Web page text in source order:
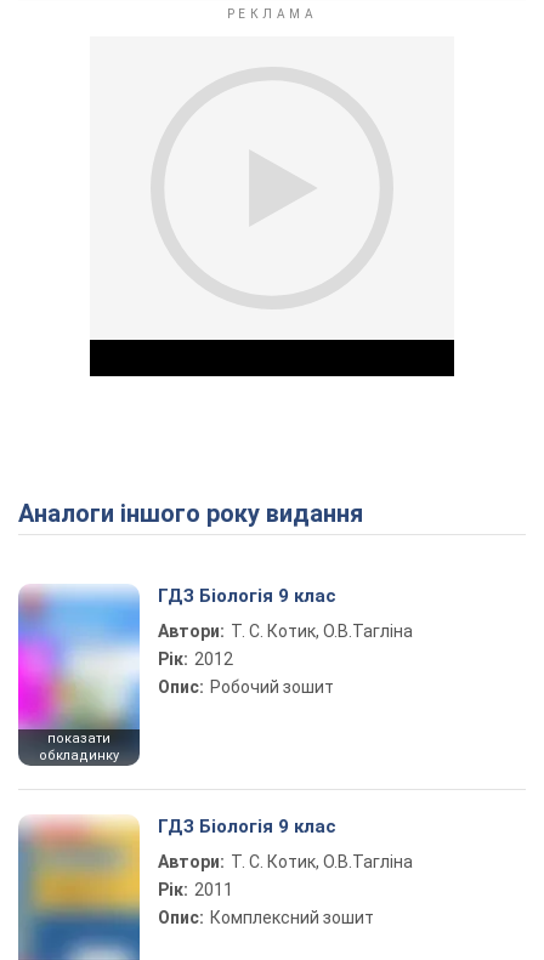
Play Video
Аналоги іншого року видання
показати
обкладинку
ГДЗ Біологія 9 клас
Автори: Т. С. Котик, О.В.Тагліна
Рік: 2012
Опис: Робочий зошит
ГДЗ Біологія 9 клас
Автори: Т. С. Котик, О.В.Тагліна
Рік: 2011
Опис: Комплексний зошит